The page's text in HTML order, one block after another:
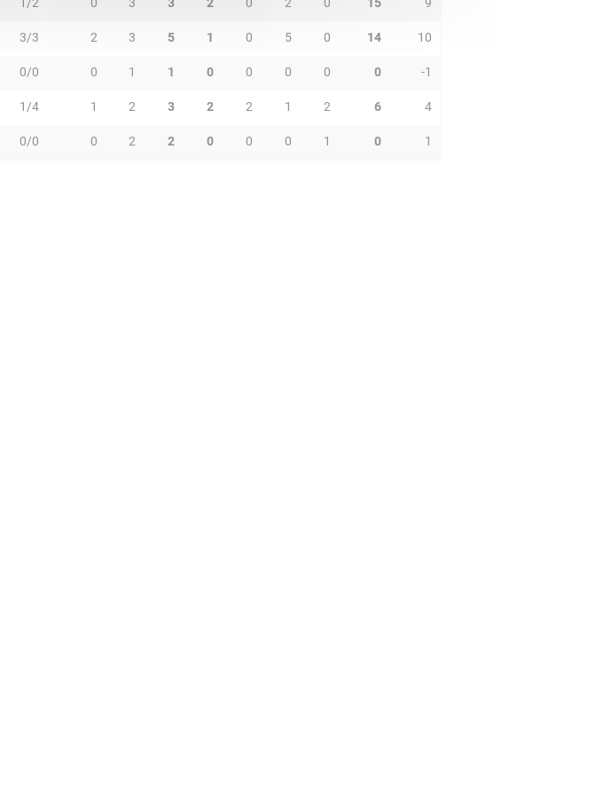
3/3 2 3 5 1 0 5 0 14 10
0/0 0 1 1 0 0 0 0 0 -1
1/4 1 2 3 2 2 1 2 6 4
0/0 0 2 2 0 0 0 1 0 1